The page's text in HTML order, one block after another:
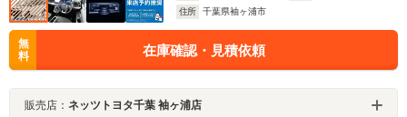
住所
千葉県袖ヶ浦市
無
料
在庫確認・見積依頼
販売店： ネッツトヨタ千葉 袖ヶ浦店